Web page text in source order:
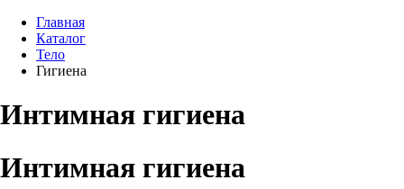
Главная
Каталог
Тело
Гигиена
Интимная гигиена
Интимная гигиена